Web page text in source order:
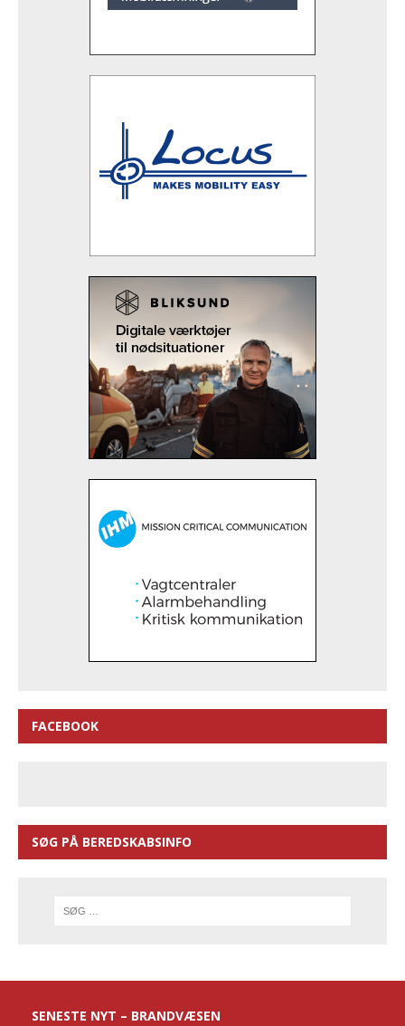
FACEBOOK
SØG PÅ BEREDSKABSINFO
SENESTE NYT – BRANDVÆSEN